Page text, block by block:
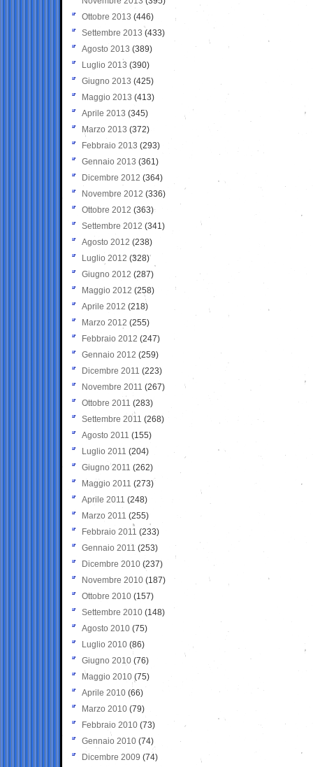
Ottobre 2013 (446)
Settembre 2013 (433)
Agosto 2013 (389)
Luglio 2013 (390)
Giugno 2013 (425)
Maggio 2013 (413)
Aprile 2013 (345)
Marzo 2013 (372)
Febbraio 2013 (293)
Gennaio 2013 (361)
Dicembre 2012 (364)
Novembre 2012 (336)
Ottobre 2012 (363)
Settembre 2012 (341)
Agosto 2012 (238)
Luglio 2012 (328)
Giugno 2012 (287)
Maggio 2012 (258)
Aprile 2012 (218)
Marzo 2012 (255)
Febbraio 2012 (247)
Gennaio 2012 (259)
Dicembre 2011 (223)
Novembre 2011 (267)
Ottobre 2011 (283)
Settembre 2011 (268)
Agosto 2011 (155)
Luglio 2011 (204)
Giugno 2011 (262)
Maggio 2011 (273)
Aprile 2011 (248)
Marzo 2011 (255)
Febbraio 2011 (233)
Gennaio 2011 (253)
Dicembre 2010 (237)
Novembre 2010 (187)
Ottobre 2010 (157)
Settembre 2010 (148)
Agosto 2010 (75)
Luglio 2010 (86)
Giugno 2010 (76)
Maggio 2010 (75)
Aprile 2010 (66)
Marzo 2010 (79)
Febbraio 2010 (73)
Gennaio 2010 (74)
Dicembre 2009 (74)